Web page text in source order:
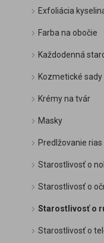
Exfoliácia
Farba na obočie
Každodenná
Kozmetické sady
Krémy na tvár
Masky
Predlžovanie rias
Starostlivosť o
Starostlivosť o
Starostlivosť o
Starostlivosť o